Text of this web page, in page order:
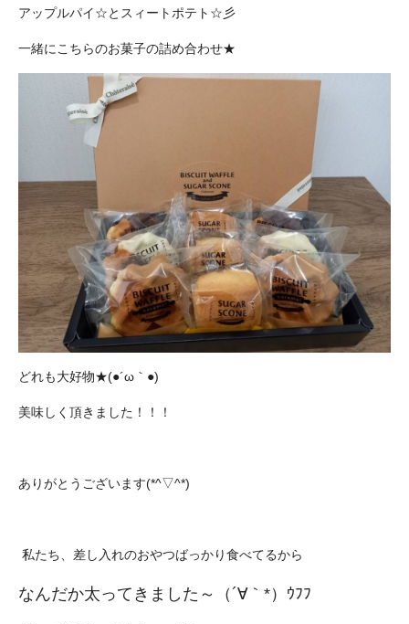
アップルパイ☆とスィートポテト☆彡
一緒にこちらのお菓子の詰め合わせ★
どれも大好物★(●´ω｀●)
美味しく頂きました！！！
ありがとうございます(*^▽^*)
私たち、差し入れのおやつばっかり食べてるから
なんだか太ってきました～（´∀｀*）ｳﾌﾌ